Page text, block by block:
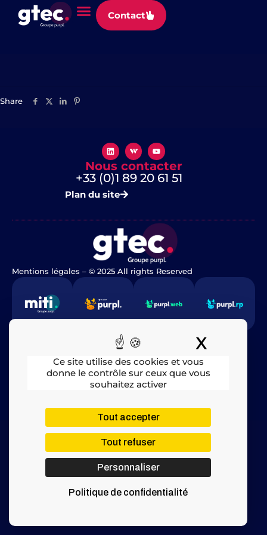
Panneau de gestion des cookies
Ce site utilise des cookies et vous
donne le contrôle sur ceux que vous
souhaitez activer
Tout accepter
Tout refuser
Personnaliser
Politique de confidentialité
X
Contact
Share
Nous contacter
+33 (0)1 89 20 61 51
Plan du site
Mentions légales ​ – © 2025 All rights Reserved